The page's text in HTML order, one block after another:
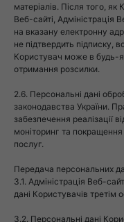
матеріалів. Після того,
Веб-сайті, Адміністрація
на вказану електронну
не підтвердить підписку,
Користувач може в будь-
отримання розсилки.
2.6. Персональні дані
законодавства України.
забезпечення реалізації
моніторинг та
послуг.
Передача персональних
3.1. Адміністрація Веб-
дані Користувачів третім
3.2. Персональні дані